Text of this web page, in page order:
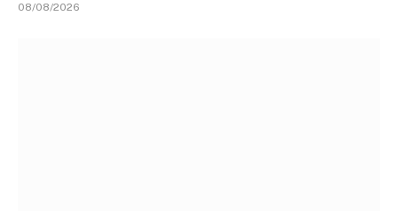
08/08/2026